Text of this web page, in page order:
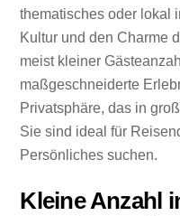
thematisches oder lokal
Kultur und den Charme
meist kleiner
maßgeschneiderte
Privatsphäre, das in
Sie sind ideal für
Persönliches suchen.
Kleine Anzahl